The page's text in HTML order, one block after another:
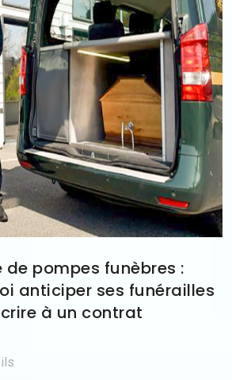
de pompes funèbres :
anticiper ses funérailles
à un contrat